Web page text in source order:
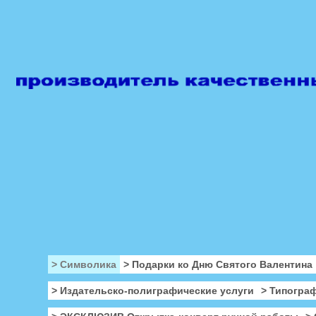
> Символика > Подарки ко Дню Святого Валентина
> Издательско-полиграфические услуги >